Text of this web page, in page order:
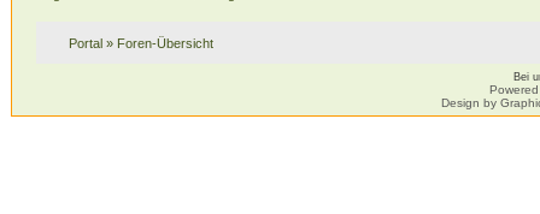
Portal» Foren-Übersicht
Bei
Design by